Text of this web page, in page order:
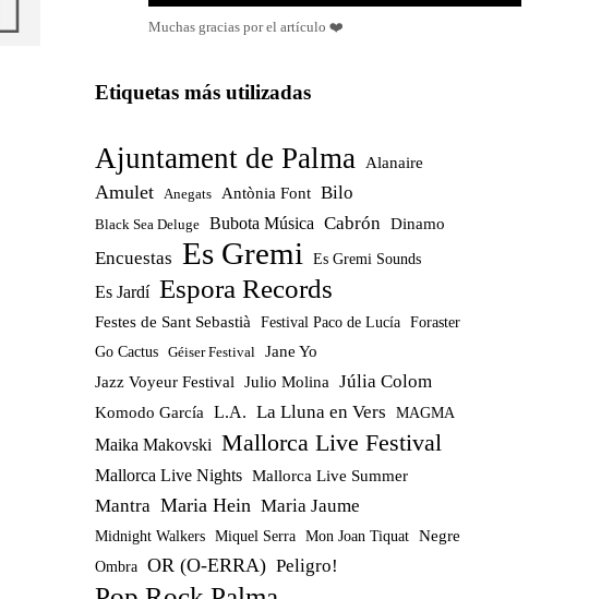
Muchas gracias por el artículo ❤️
Etiquetas más utilizadas
Ajuntament de Palma Alanaire
Amulet Anegats Antònia Font Bilo
Black Sea Deluge Bubota Música Cabrón Dinamo
Encuestas Es Gremi Es Gremi Sounds
Es Jardí Espora Records
Festes de Sant Sebastià Festival Paco de Lucía Foraster
Go Cactus Géiser Festival Jane Yo
Jazz Voyeur Festival Julio Molina Júlia Colom
Komodo García L.A. La Lluna en Vers MAGMA
Maika Makovski Mallorca Live Festival
Mallorca Live Nights Mallorca Live Summer
Mantra Maria Hein Maria Jaume
Midnight Walkers Miquel Serra Mon Joan Tiquat Negre
Ombra OR (O-ERRA) Peligro!